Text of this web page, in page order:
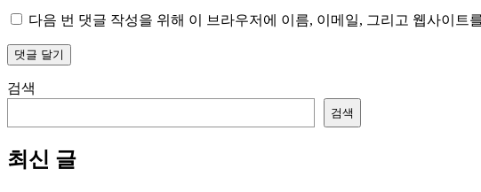
다음 번 댓글 작성을 위해 이 브라우저에 이름, 이메일, 그리고 웹사이트
검색
검색
최신 글